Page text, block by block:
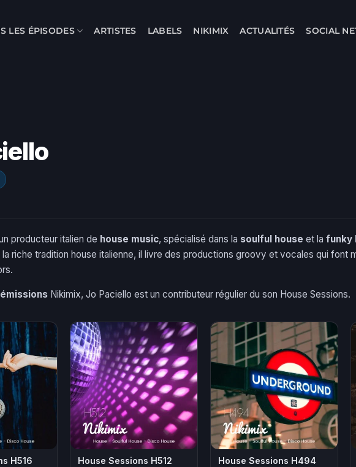
LES ÉPISODES ARTISTES LABELS NIKIMIX ACTUALITÉS SOCIAL
producteur italien de house music, spécialisé dans la soulful house et la funky
riche tradition house italienne, il livre des productions groovy et vocales qui font
Nikimix, Jo Paciello est un contributeur régulier du son House Sessions.
H516 House Sessions H512 House Sessions H494